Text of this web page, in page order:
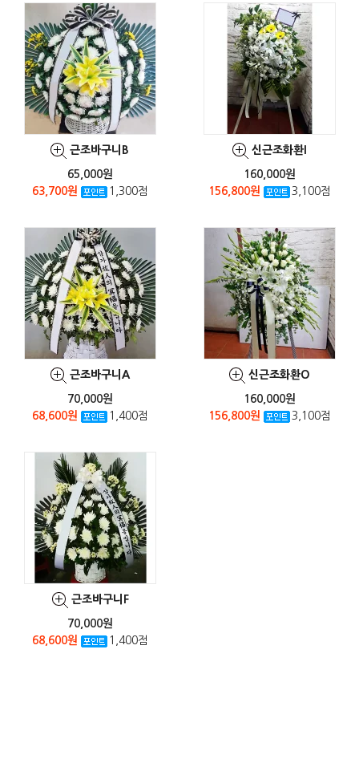
근조바구니B
65,000원
63,700원
1,300점
신근조화환I
160,000원
156,800원
3,100점
근조바구니A
70,000원
68,600원
1,400점
신근조화환O
160,000원
156,800원
3,100점
근조바구니F
70,000원
68,600원
1,400점